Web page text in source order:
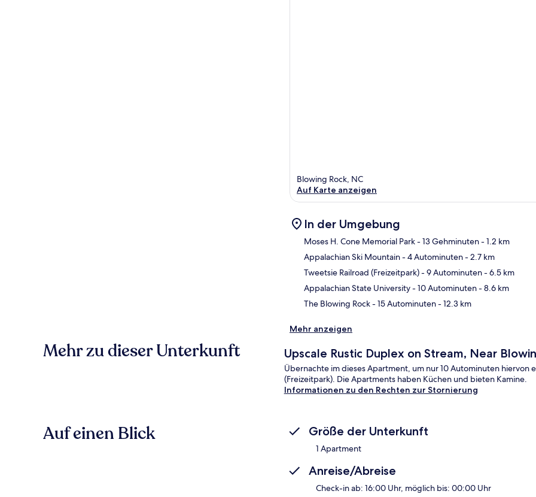
Blowing Rock, NC
Auf Karte anzeigen
In der Umgebung
Moses H. Cone Memorial Park- 13 Gehminuten- 1.2 km
Appalachian Ski Mountain- 4 Autominuten- 2.7 km
Tweetsie Railroad (Freizeitpark)- 9 Autominuten- 6.5 km
Appalachian State University- 10 Autominuten- 8.6 km
The Blowing Rock- 15 Autominuten- 12.3 km
Mehr anzeigen
Mehr zu dieser Unterkunft Upscale Rustic Duplex on Stream, Near
Übernachte im dieses Apartment, um nur 10 Autominuten hiervon
(Freizeitpark). Die Apartments haben Küchen und bieten Kamine.
Informationen zu den Rechten zur Stornierung
Auf einen Blick Größe der Unterkunft
1 Apartment
Anreise/Abreise
Check-in ab: 16:00 Uhr, möglich bis: 00:00 Uhr